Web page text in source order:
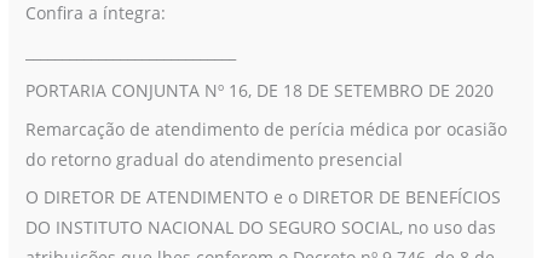
Confira a íntegra:
PORTARIA CONJUNTA Nº 16, DE 18 DE SETEMBRO DE 2020
Remarcação de atendimento de perícia médica por ocasião
do retorno gradual do atendimento presencial
O DIRETOR DE ATENDIMENTO e o DIRETOR DE BENEFÍCIOS
DO INSTITUTO NACIONAL DO SEGURO SOCIAL, no uso das